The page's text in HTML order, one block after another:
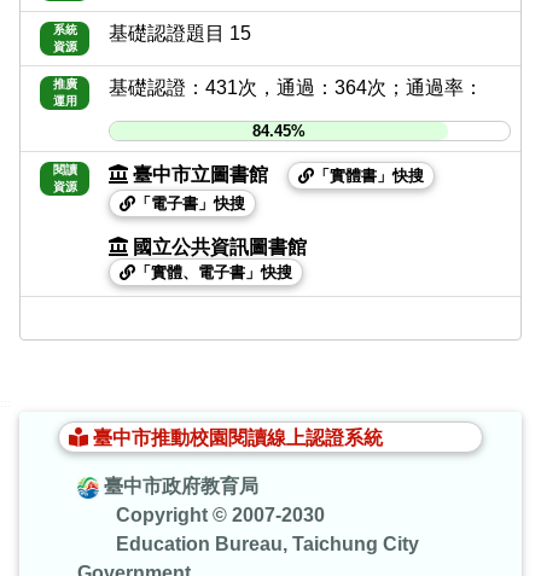
系統
資源
基礎認證題目 15
推廣
運用
基礎認證：431次，通過：364次；通過率：
84.45%
閱讀
資源
臺中市立圖書館
「實體書」快搜
「電子書」快搜
國立公共資訊圖書館
「實體、電子書」快搜
臺中市推動校園閱讀線上認證系統
臺中市政府教育局
Copyright © 2007-2030
Education Bureau, Taichung City